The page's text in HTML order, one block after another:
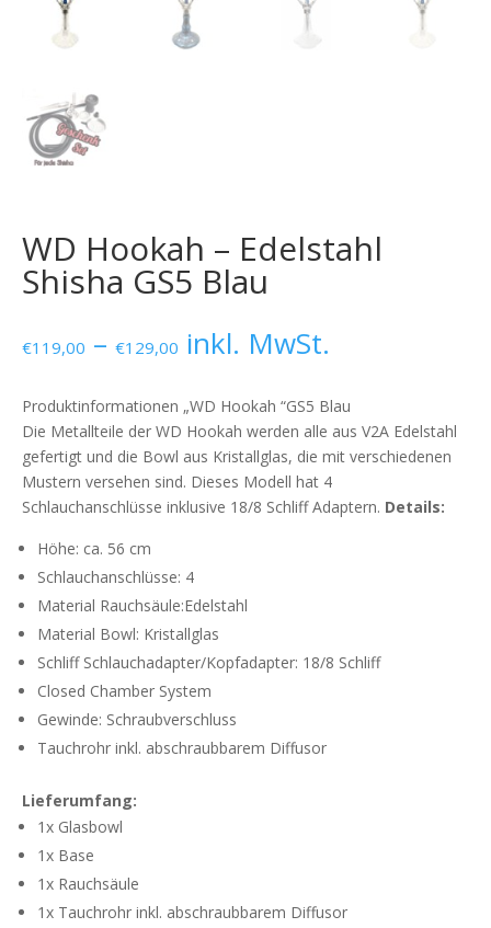
WD Hookah – Edelstahl
Shisha GS5 Blau
€119,00 – €129,00 inkl. MwSt.
Produktinformationen „WD Hookah “GS5 Blau
Die Metallteile der WD Hookah werden alle aus V2A Edelstahl
gefertigt und die Bowl aus Kristallglas, die mit verschiedenen
Mustern versehen sind. Dieses Modell hat 4
Schlauchanschlüsse inklusive 18/8 Schliff Adaptern. Details:
Höhe: ca. 56 cm
Schlauchanschlüsse: 4
Material Rauchsäule:Edelstahl
Material Bowl: Kristallglas
Schliff Schlauchadapter/Kopfadapter: 18/8 Schliff
Closed Chamber System
Gewinde: Schraubverschluss
Tauchrohr inkl. abschraubbarem Diffusor
Lieferumfang:
1x Glasbowl
1x Base
1x Rauchsäule
1x Tauchrohr inkl. abschraubbarem Diffusor